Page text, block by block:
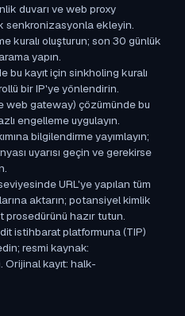
duvarı ve web proxy
senkronizasyonla ekleyin.
kuralı oluşturun; son 30 günlük
yapın.
bu kayıt için sinkholing kuralı
bir IP'ye yönlendirin.
web gateway) çözümünde bu
engelleme uygulayın.
bilgilendirme yayımlayın;
uyarısı geçin ve gerekirse
URL'ye yapılan tüm
aktarın; potansiyel kimlik
prosedürünü hazır tutun.
istihbarat platformuna (TIP)
resmi kaynak:
Orijinal kayıt: halk-